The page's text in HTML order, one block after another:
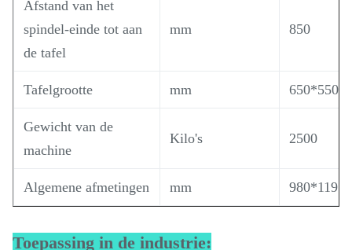
Afstand van het
spindel-einde tot aan
de tafel
mm 850
Tafelgrootte mm 650*550
Gewicht van de
machine
Kilo's 2500
Algemene afmetingen mm
Toepassing in de industrie: